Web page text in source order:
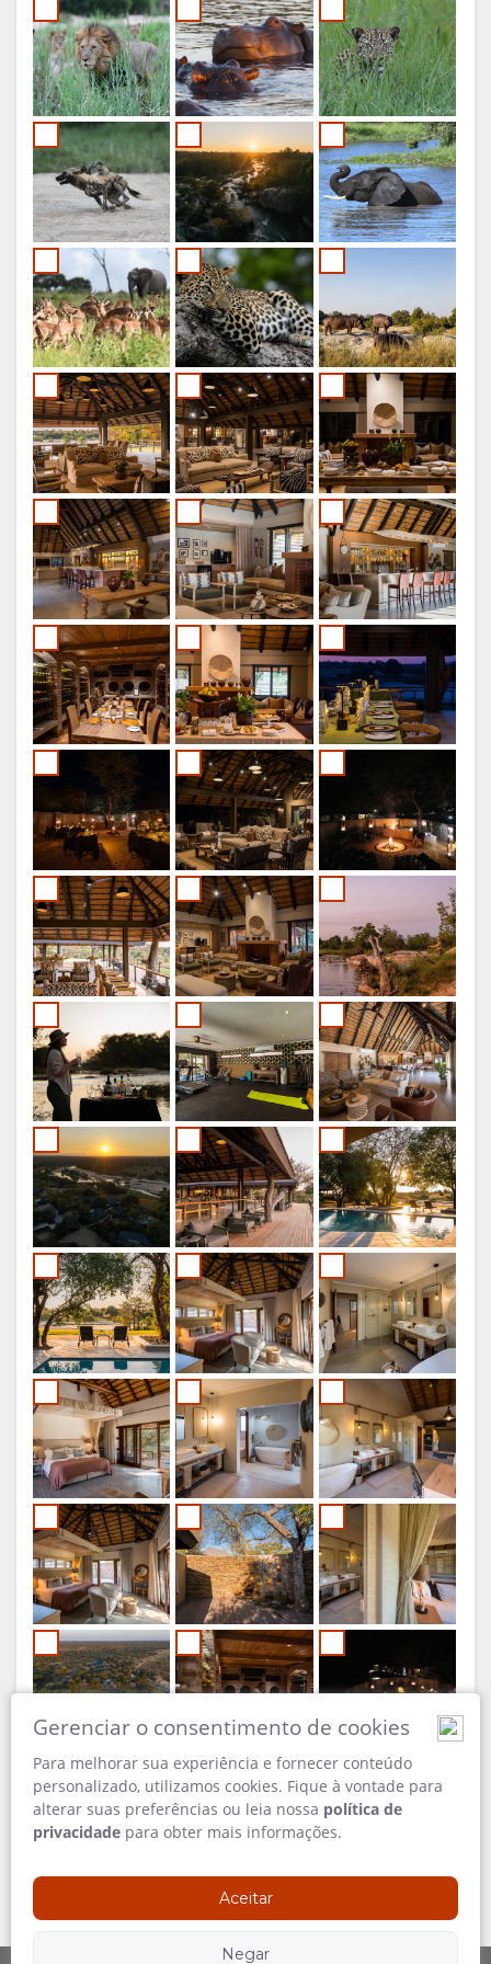
FRANCÊS
ITALIANO
HOLANDÊS
NORWEGIAN
SWEDISH
DANISH
CHINESE
(SIMPLIFIED)
INGLÊS
Gerenciar o consentimento de cookies
Para melhorar sua experiência e fornecer conteúdo
personalizado, utilizamos cookies. Fique à vontade para
alterar suas preferências ou leia nossa política de
privacidade para obter mais informações.
Aceitar
Negar